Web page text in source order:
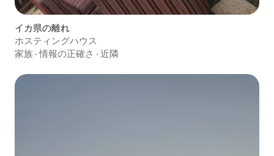
イカ県の離れ
ホスティングハウス
家族 ·情報の正確さ · 近隣